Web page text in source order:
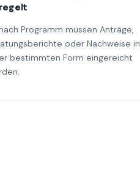
Programm müssen Anträge,
oder Nachweise in
bestimmten Form eingereicht